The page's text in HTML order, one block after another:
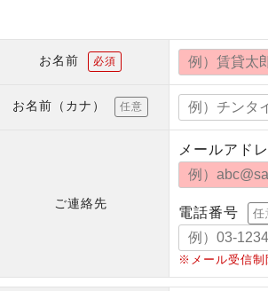
お名前 必須
お名前（カナ） 任意
ご連絡先
メールアド
電話番号 任
※メール受信制